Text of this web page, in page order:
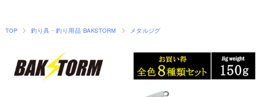
TOP 釣り具・釣り用品 BAKSTORM メタルジグ